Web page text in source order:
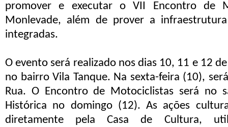
promover e executar o VII Encontro de
Monlevade, além de prover a
integradas.
O evento será realizado nos dias 10, 11 e 12
no bairro Vila Tanque. Na sexta-feira (10),
Rua. O Encontro de Motociclistas será no
Histórica no domingo (12). As ações
diretamente pela Casa de Cultura,